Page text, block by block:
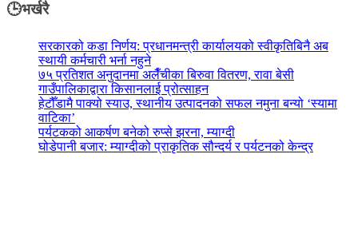
🕒भर्खरै
सरकारको कडा निर्णय: प्रधानमन्त्री कार्यालयको स्वीकृतिबिनै अब
स्थायी कर्मचारी भर्ना नहुने
७५ प्रतिशत अनुदानमा अलैँचीका बिरुवा वितरण, रावा बेसी
गाउँपालिकाद्वारा किसानलाई प्रोत्साहन
हेटौँडामै पाक्यो स्याउ, स्थानीय उत्पादनको सफल नमुना बन्यो ‘स्यामा
वाटिका’
पर्यटकको आकर्षण बनेको रुप्से झरना, म्याग्दी
घोडेपानी बजार: म्याग्दीको प्राकृतिक सौन्दर्य र पर्यटनको केन्द्र